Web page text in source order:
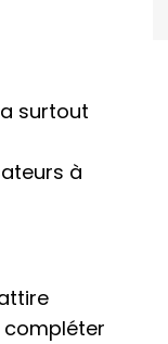
surtout
à
compléter